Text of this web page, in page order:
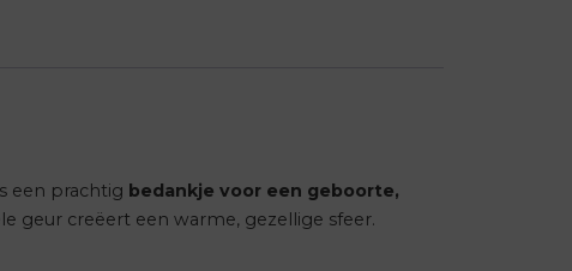
een prachtig bedankje voor een geboorte,
geur creëert een warme, gezellige sfeer.